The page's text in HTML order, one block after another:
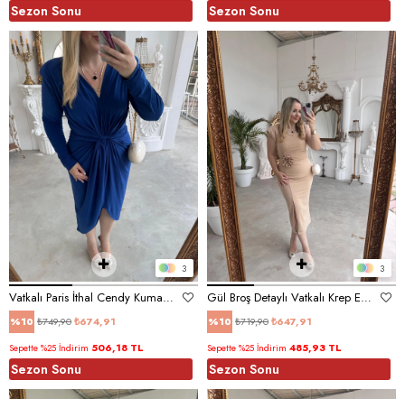
Sezon Sonu Sezon Sonu
3
Vatkalı Paris İthal Cendy Kumaş Elbise Saks Mavi
%10 ₺674,91
₺749,90
Sepette %25 İndirim 506,18 TL
Sezon Sonu
3
Gül Broş Detaylı Vatkalı Krep Elbise Bej
%10 ₺647,91
₺719,90
Sepette %25 İndirim 485,93 TL
Sezon Sonu